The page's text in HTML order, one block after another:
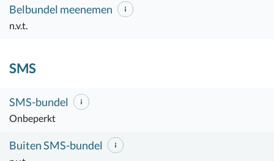
Belbundel meenemen
n.v.t.
SMS
SMS-bundel
Onbeperkt
Buiten SMS-bundel